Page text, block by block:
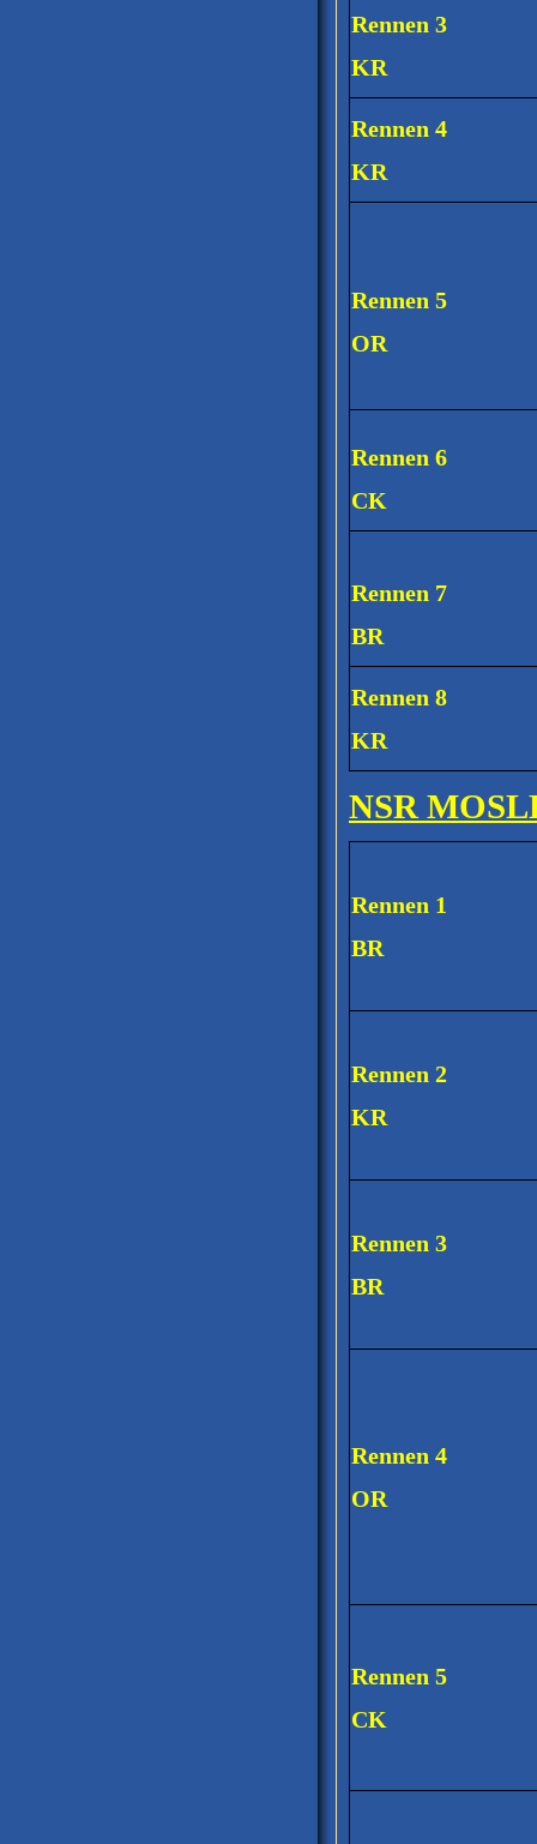
Rennen 3
KR
Rennen 4
KR
Rennen 5
OR
Rennen 6
CK
Rennen 7
BR
Rennen 8
KR
NSR
Rennen 1
BR
Rennen 2
KR
Rennen 3
BR
Rennen 4
OR
Rennen 5
CK